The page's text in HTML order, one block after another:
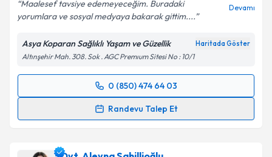
Maalesef tavsiye edemeyeceğim. Buradaki
yorumlara ve sosyal medyaya bakarak gittim....
Devamı
Asya Koparan Sağlıklı Yaşam ve Güzellik Haritada Göster
Altınşehir Mah. 308. Sok . AGC Premıum Sitesi No : 10/1
0 (850) 474 64 03
Randevu Talep Et
Randevu Takvimi Talebi
oluşturun. Size bu uzmandan randevu almanız için bir